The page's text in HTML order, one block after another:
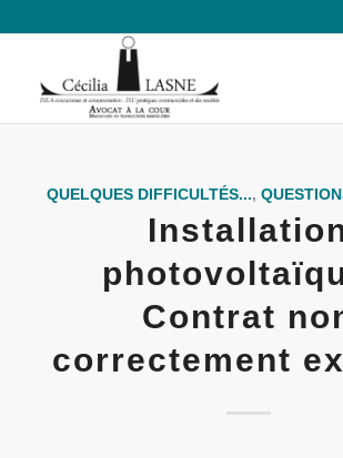
QUELQUES DIFFICULTÉS...,
Contrat
correctement